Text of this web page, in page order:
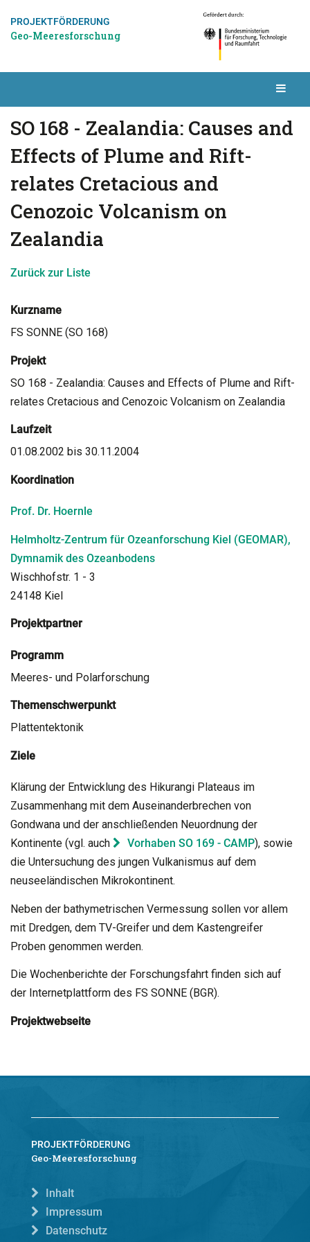
PROJEKTFÖRDERUNG
Geo-Meeresforschung
SO 168 - Zealandia: Causes and
Effects of Plume and Rift-
relates Cretacious and
Cenozoic Volcanism on
Zealandia
Zurück zur Liste
Kurzname
FS SONNE (SO 168)
Projekt
SO 168 - Zealandia: Causes and Effects of Plume and Rift-
relates Cretacious and Cenozoic Volcanism on Zealandia
Laufzeit
01.08.2002 bis 30.11.2004
Koordination
Prof. Dr. Hoernle
Helmholtz-Zentrum für Ozeanforschung Kiel (GEOMAR),
Dymnamik des Ozeanbodens
Wischhofstr. 1 - 3
24148 Kiel
Projektpartner
Programm
Meeres- und Polarforschung
Themenschwerpunkt
Plattentektonik
Ziele
Klärung der Entwicklung des Hikurangi Plateaus im
Zusammenhang mit dem Auseinanderbrechen von
Gondwana und der anschließenden Neuordnung der
Kontinente (vgl. auch
Vorhaben SO 169 - CAMP), sowie
die Untersuchung des jungen Vulkanismus auf dem
neuseeländischen Mikrokontinent.
Neben der bathymetrischen Vermessung sollen vor allem
mit Dredgen, dem TV-Greifer und dem Kastengreifer
Proben genommen werden.
Die Wochenberichte der Forschungsfahrt finden sich auf
der Internetplattform des FS SONNE (BGR).
Projektwebseite
PROJEKTFÖRDERUNG
Geo-Meeresforschung
Inhalt
Impressum
Datenschutz